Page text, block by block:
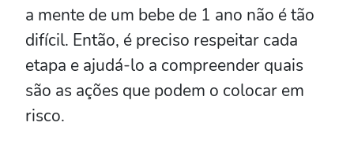
a mente de um bebe de 1 ano não é tão
difícil. Então, é preciso respeitar cada
etapa e ajudá-lo a compreender quais
são as ações que podem o colocar em
risco.